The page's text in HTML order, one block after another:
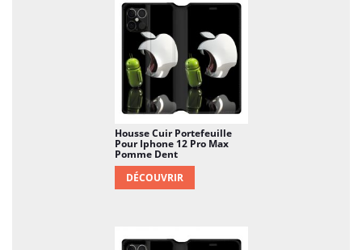
Housse Cuir Portefeuille
Pour Iphone 12 Pro Max
Pomme Dent
DÉCOUVRIR